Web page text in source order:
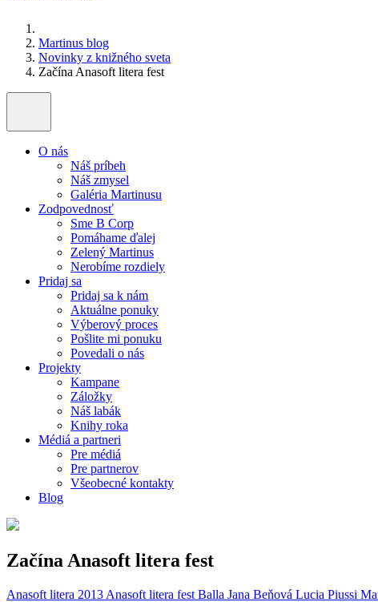
Martinus blog
Novinky z knižného sveta
Začína Anasoft litera fest
O nás
Náš príbeh
Náš zmysel
Galéria Martinusu
Zodpovednosť
Sme B Corp
Pomáhame ďalej
Zelený Martinus
Nerobíme rozdiely
Pridaj sa
Pridaj sa k nám
Aktuálne ponuky
Výberový proces
Pošlite mi ponuku
Povedali o nás
Projekty
Kampane
Záložky
Náš labák
Knihy roka
Médiá a partneri
Pre médiá
Pre partnerov
Všeobecné kontakty
Blog
Začína Anasoft litera fest
Anasoft litera 2013 Anasoft litera fest Balla Jana Beňová Lucia Piussi